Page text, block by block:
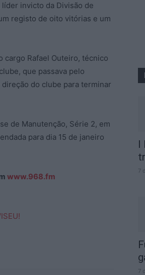
invicto da Divisão de
registo de oito vitórias e um
cargo Rafael Outeiro, técnico
que passava pelo
do clube para terminar
de Manutenção, Série 2, em
para dia 15 de janeiro
www.968.fm
I
7
7